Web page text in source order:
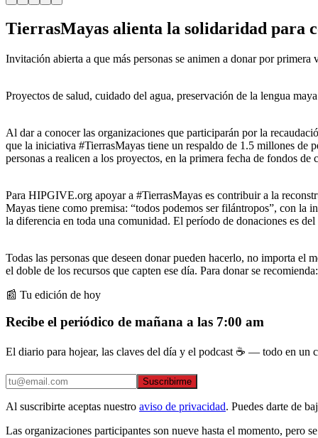
TierrasMayas alienta la solidaridad para
Invitación abierta a que más personas se animen a donar por primera
Proyectos de salud, cuidado del agua, preservación de la lengua
Al dar a conocer las organizaciones que participarán por la
que la iniciativa #TierrasMayas tiene un respaldo de 1.5 millones de
personas a realicen a los proyectos, en la primera fecha de fondos de
Para HIPGIVE.org apoyar a #TierrasMayas es contribuir a la
Mayas tiene como premisa: “todos podemos ser filántropos”, con la
la diferencia en toda una comunidad. El período de donaciones es
Todas las personas que deseen donar pueden hacerlo, no importa
el doble de los recursos que capten ese día. Para donar se
📰 Tu edición de hoy
Recibe el periódico de mañana a las 7:00 am
El diario para hojear, las claves del día y el podcast ☕ — todo en un
Suscribirme
Al suscribirte aceptas nuestro aviso de privacidad. Puedes darte de
Las organizaciones participantes son nueve hasta el momento, pero